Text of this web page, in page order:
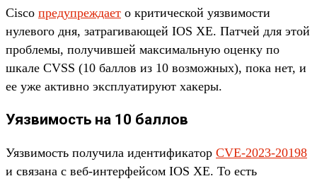
Cisco предупреждает о критической уязвимости
нулевого дня, затрагивающей IOS XE. Патчей для этой
проблемы, получившей максимальную оценку по
шкале CVSS (10 баллов из 10 возможных), пока нет, и
ее уже активно эксплуатируют хакеры.
Уязвимость на 10 баллов
Уязвимость получила идентификатор CVE-2023-20198
и связана с веб-интерфейсом IOS XE. То есть